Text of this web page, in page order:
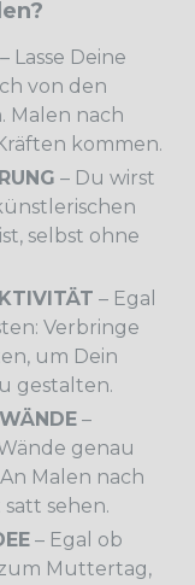
– Lasse Deine
von den
Malen nach
kommen.
– Du wirst
selbst ohne
– Egal
Verbringe
um Dein
gestalten.
–
genau
Malen nach
sehen.
– Egal ob
Muttertag,